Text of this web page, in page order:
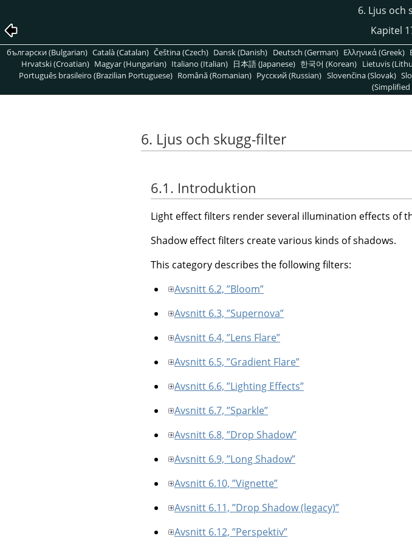
6. Ljus och
Kapitel
български (Bulgarian) Català (Catalan) Čeština (Czech) Dansk (Danish) Deutsch (German) Ελληνικά (Greek)
Hrvatski (Croatian) Magyar (Hungarian) Italiano (Italian) 日本語 (Japanese) 한국어 (Korean) Lietuvis
Português brasileiro (Brazilian Portuguese) Română (Romanian) Pусский (Russian) Slovenčina (Slovak)
(Simplified
6. Ljus och skugg-filter
6.1. Introduktion
Light effect filters render several illumination effects of
Shadow effect filters create various kinds of shadows.
This category describes the following filters:
Avsnitt 6.2, ”Bloom”
Avsnitt 6.3, ”Supernova”
Avsnitt 6.4, ”Lens Flare”
Avsnitt 6.5, ”Gradient Flare”
Avsnitt 6.6, ”Lighting Effects”
Avsnitt 6.7, ”Sparkle”
Avsnitt 6.8, ”Drop Shadow”
Avsnitt 6.9, ”Long Shadow”
Avsnitt 6.10, ”Vignette”
Avsnitt 6.11, ”Drop Shadow (legacy)”
Avsnitt 6.12, ”Perspektiv”